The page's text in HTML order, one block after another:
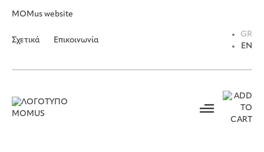
MOMus website
Σχετικά Επικοινωνία
GR
EN